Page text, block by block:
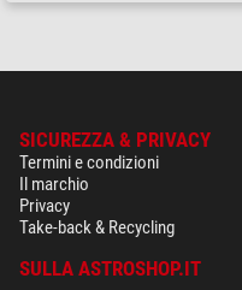
SICUREZZA & PRIVACY
Termini e condizioni
Il marchio
Privacy
Take-back & Recycling
SULLA ASTROSHOP.IT